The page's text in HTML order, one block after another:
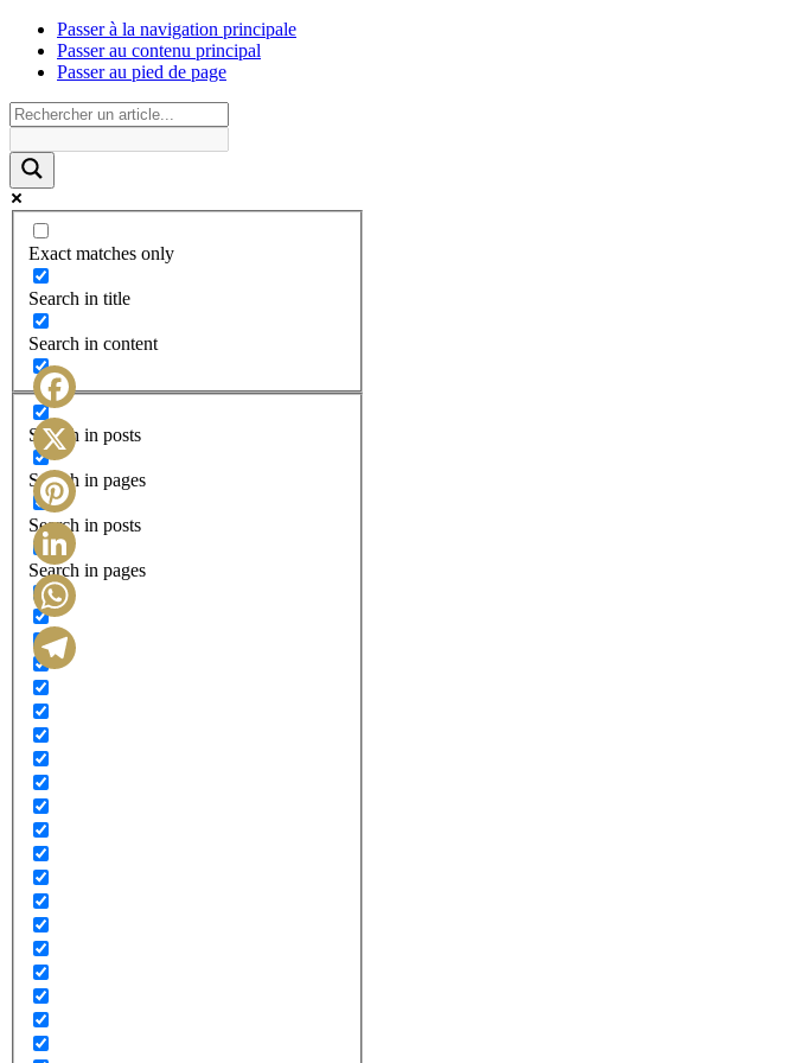
Passer à la navigation principale
Passer au contenu principal
Passer au pied de page
Exact matches only
Search in title
Search in content
Search in posts
Search in pages
Search in posts
Search in pages
Facebook
X
Pinterest
LinkedIn
WhatsApp
Telegram